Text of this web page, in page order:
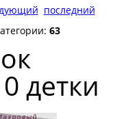
последний
63
детки